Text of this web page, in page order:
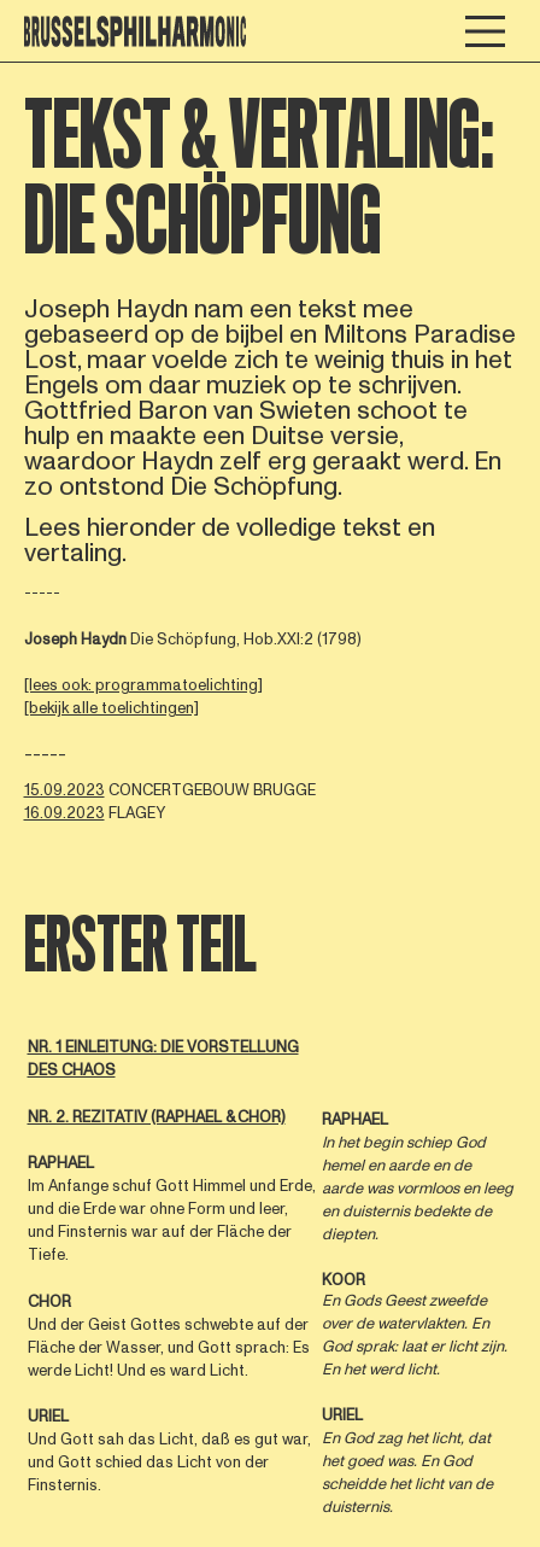
TEKST & VERTALING:
DIE SCHÖPFUNG
Joseph Haydn nam een tekst mee
gebaseerd op de bijbel en Miltons Paradise
Lost, maar voelde zich te weinig thuis in het
Engels om daar muziek op te schrijven.
Gottfried Baron van Swieten schoot te
hulp en maakte een Duitse versie,
waardoor Haydn zelf erg geraakt werd. En
zo ontstond Die Schöpfung.
Lees hieronder de volledige tekst en
vertaling.
-----
Joseph HaydnDie Schöpfung, Hob.XXI:2 (1798)
[lees ook: programmatoelichting]
[bekijk alle toelichtingen]
-----
15.09.2023 CONCERTGEBOUW BRUGGE
16.09.2023 FLAGEY
ERSTER TEIL
NR. 1 EINLEITUNG: DIE VORSTELLUNG
DES CHAOS
NR. 2. REZITATIV (RAPHAEL & CHOR)
RAPHAEL
Im Anfange schuf Gott Himmel und Erde,
und die Erde war ohne Form und leer,
und Finsternis war auf der Fläche der
Tiefe.
CHOR
Und der Geist Gottes schwebte auf der
Fläche der Wasser, und Gott sprach: Es
werde Licht! Und es ward Licht.
URIEL
Und Gott sah das Licht, daß es gut war,
und Gott schied das Licht von der
Finsternis.
RAPHAEL
In het begin schiep God
hemel en aardeen de
aarde was vormloos en leeg
en duisternis bedekte de
diepten.
KOOR
En Gods Geest zweefde
over de watervlakten. En
God sprak: laat er licht zijn.
En het werd licht.
URIEL
En God zag het licht, dat
het goed was. En God
scheidde het licht van de
duisternis.